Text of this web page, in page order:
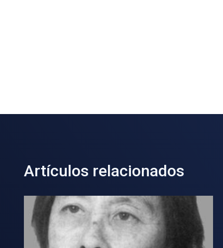
Artículos relacionados